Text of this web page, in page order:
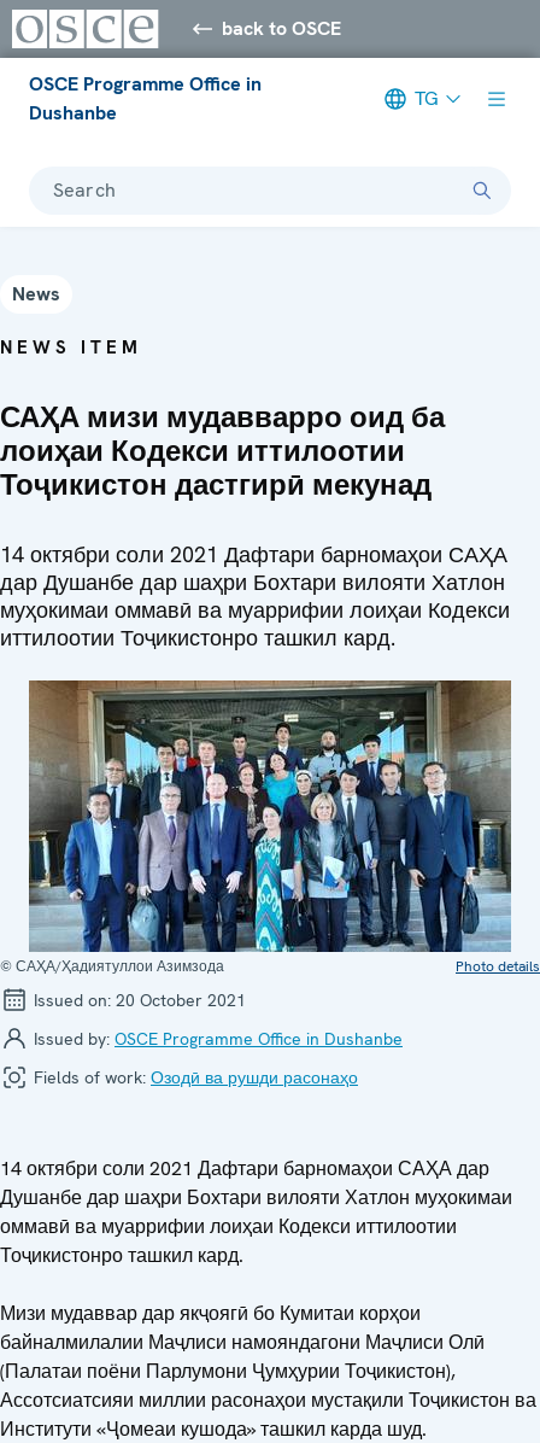
back to OSCE
OSCE Programme Office in
Dushanbe
TG
Search
News
NEWS ITEM
САҲА мизи мудавварро оид ба
лоиҳаи Кодекси иттилоотии
Тоҷикистон дастгирӣ мекунад
14 октябри соли 2021 Дафтари барномаҳои САҲА
дар Душанбе дар шаҳри Бохтари вилояти Хатлон
муҳокимаи оммавӣ ва муаррифии лоиҳаи Кодекси
иттилоотии Тоҷикистонро ташкил кард.
© САҲА/Ҳадиятуллои Азимзода Photo details
Issued on: 20 October 2021
Issued by: OSCE Programme Office in Dushanbe
Fields of work: Озодӣ ва рушди расонаҳо
14 октябри соли 2021 Дафтари барномаҳои САҲА дар
Душанбе дар шаҳри Бохтари вилояти Хатлон муҳокимаи
оммавӣ ва муаррифии лоиҳаи Кодекси иттилоотии
Тоҷикистонро ташкил кард.
Мизи мудаввар дар якҷоягӣ бо Кумитаи корҳои
байналмилалии Маҷлиси намояндагони Маҷлиси Олӣ
(Палатаи поёни Парлумони Ҷумҳурии Тоҷикистон),
Ассотсиатсияи миллии расонаҳои мустақили Тоҷикистон ва
Институти «Ҷомеаи кушода» ташкил карда шуд.